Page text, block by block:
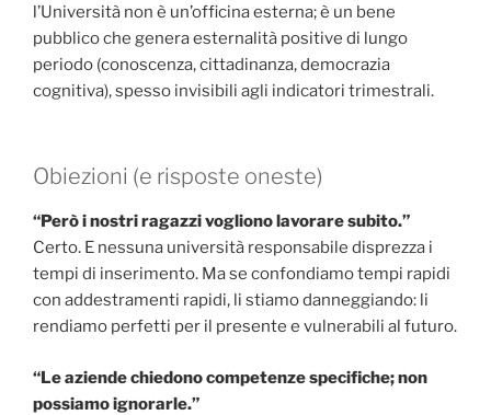
l’Università non è un’officina esterna; è un bene
pubblico che genera esternalità positive di lungo
periodo (conoscenza, cittadinanza, democrazia
cognitiva), spesso invisibili agli indicatori trimestrali.
Obiezioni (e risposte oneste)
“Però i nostri ragazzi vogliono lavorare subito.”
Certo. E nessuna università responsabile disprezza i
tempi di inserimento. Ma se confondiamo tempi rapidi
con addestramenti rapidi, li stiamo danneggiando: li
rendiamo perfetti per il presente e vulnerabili al futuro.
“Le aziende chiedono competenze specifiche; non
possiamo ignorarle.”